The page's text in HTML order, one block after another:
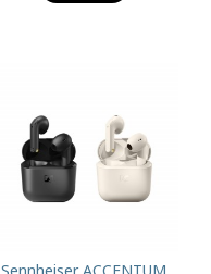
Sennheiser ACCENTUM